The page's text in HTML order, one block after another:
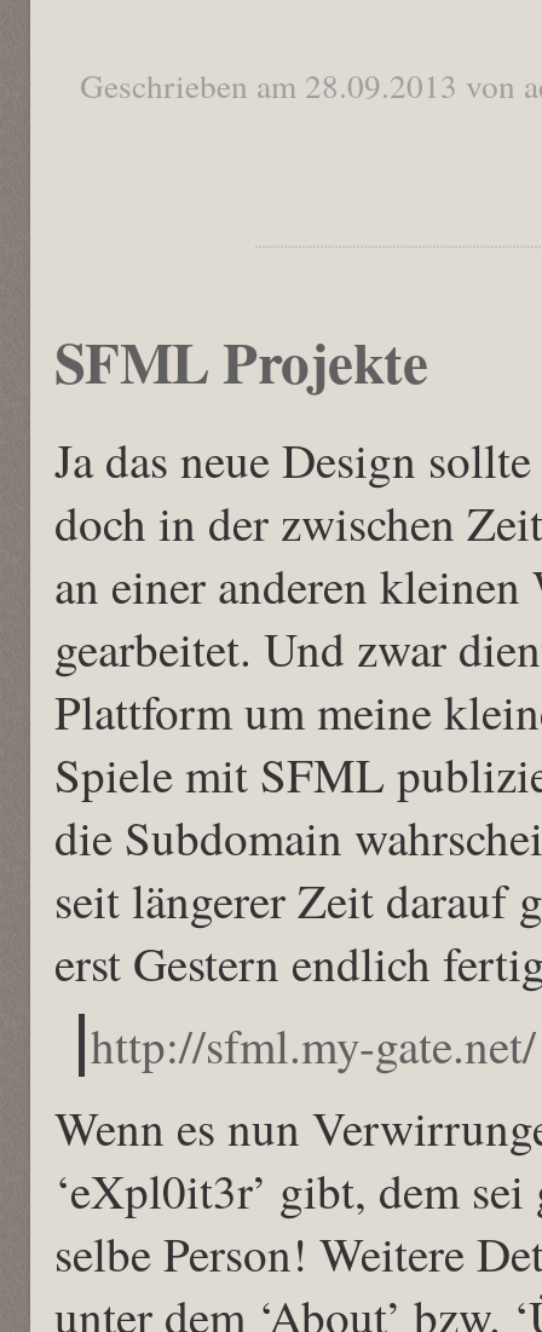
Geschrieben am 28.09.2013 von
SFML Projekte
Ja das neue Design
doch in der zwischen
an einer anderen kleinen
gearbeitet. Und zwar
Plattform um meine
Spiele mit SFML
die Subdomain
seit längerer Zeit darauf
erst Gestern endlich
http://sfml.my-gate.net/
Wenn es nun
‘eXpl0it3r’ gibt, dem
selbe Person! Weitere
unter dem ‘About’ bzw.